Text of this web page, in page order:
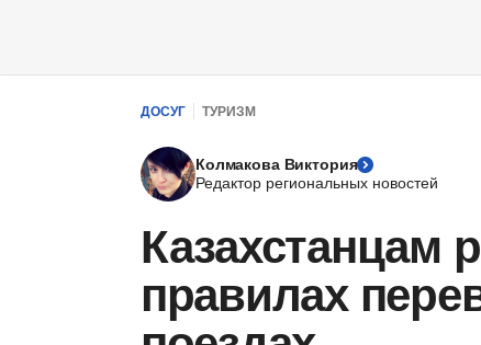
ДОСУГ ТУРИЗМ
Колмакова Виктория
Редактор региональных новостей
Казахстанцам
правилах